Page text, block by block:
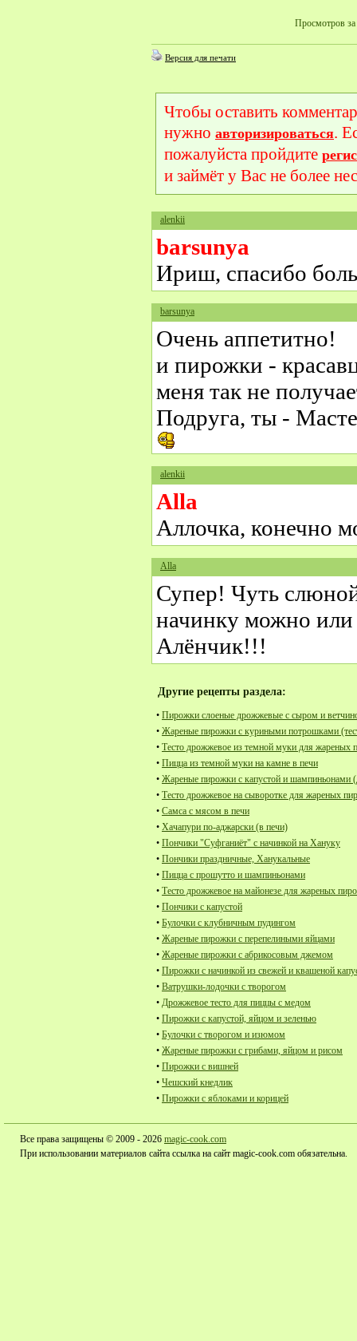
Просмотров за
Версия для печати
Чтобы оставить
нужно авторизироваться.
пожалуйста пройдите
и займёт у Вас не более
alenkii
barsunya
Ириш, спасибо
barsunya
Очень аппетитно!
и пирожки -
меня так не
Подруга, ты -
alenkii
Alla
Аллочка, конечно
Alla
Супер! Чуть
начинку можно или
Алёнчик!!!
Другие рецепты раздела:
• Пирожки слоеные дрожжевые с сыром и
• Жареные пирожки с куриными потрошками
• Тесто дрожжевое из темной муки для жареных
• Пицца из темной муки на камне в печи
• Жареные пирожки с капустой и шампиньонами
• Тесто дрожжевое на сыворотке для жареных
• Самса с мясом в печи
• Хачапури по-аджарски (в печи)
• Пончики "Суфганиёт" с начинкой на Хануку
• Пончики праздничные, Ханукальные
• Пицца с прошутто и шампиньонами
• Тесто дрожжевое на майонезе для жареных
• Пончики с капустой
• Булочки с клубничным пудингом
• Жареные пирожки с перепелиными яйцами
• Жареные пирожки с абрикосовым джемом
• Пирожки с начинкой из свежей и квашеной
• Ватрушки-лодочки с творогом
• Дрожжевое тесто для пиццы с медом
• Пирожки с капустой, яйцом и зеленью
• Булочки с творогом и изюмом
• Жареные пирожки с грибами, яйцом и рисом
• Пирожки с вишней
• Чешский кнедлик
• Пирожки с яблоками и корицей
Все права защищены © 2009 - 2026 magic-cook.com
При использовании материалов сайта ссылка на сайт magic-cook.com обязательна.